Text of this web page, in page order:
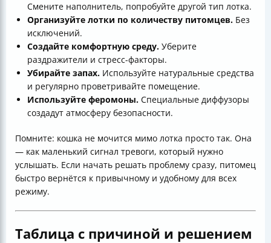
Смените наполнитель, попробуйте другой тип лотка.
Организуйте лотки по количеству питомцев. Без
исключений.
Создайте комфортную среду. Уберите
раздражители и стресс-факторы.
Убирайте запах. Используйте натуральные средства
и регулярно проветривайте помещение.
Используйте феромоны. Специальные диффузоры
создадут атмосферу безопасности.
Помните: кошка не мочится мимо лотка просто так. Она
— как маленький сигнал тревоги, который нужно
услышать. Если начать решать проблему сразу, питомец
быстро вернётся к привычному и удобному для всех
режиму.
Таблица с причиной и решением